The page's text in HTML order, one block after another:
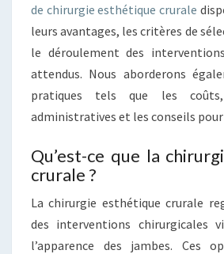
de chirurgie esthétique crurale
leurs avantages, les critères de
le déroulement des
attendus. Nous aborderons
pratiques tels que les
administratives et les conseils pour
Qu’est-ce que la
crurale ?
La chirurgie esthétique crurale
des interventions chirurgicales
l’apparence des jambes. Ces